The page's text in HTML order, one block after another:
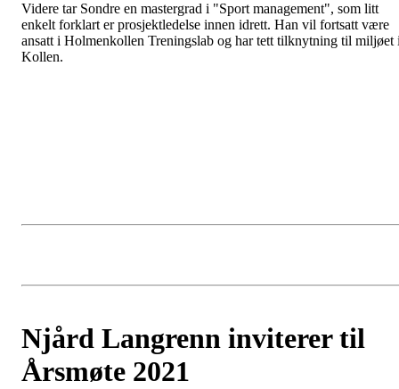
Videre tar Sondre en mastergrad i "Sport management", som litt
enkelt forklart er prosjektledelse innen idrett. Han vil fortsatt være
ansatt i Holmenkollen Treningslab og har tett tilknytning til miljøet
Kollen.
Njård Langrenn inviterer til
Årsmøte 2021